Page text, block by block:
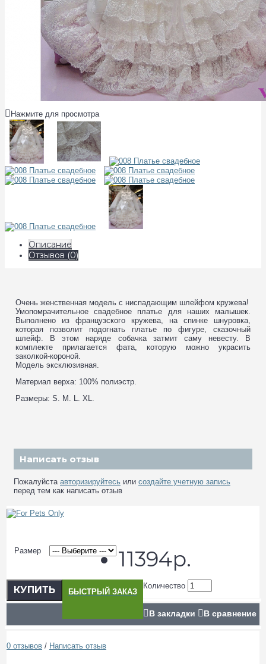
Нажмите для просмотра
Описание
Отзывов (0)
Очень женственная модель с ниспадающим шлейфом кружева!
Умопомрачительное свадебное платье для наших малышек.
Выполнено из французского кружева, на спинке шнуровка,
которая позволит подогнать платье по фигуре, сказочный
шлейф. В этом наряде собачка затмит саму невесту. В
комплекте прилагается фата, которую можно украсить
заколкой-короной.
Модель эксклюзивная.
Материал верха: 100% полиэстр.
Размеры: S. M. L. XL.
Написать отзыв
Пожалуйста авторизируйтесь или создайте учетную запись
перед тем как написать отзыв
Размер 11394р.
Количество
КУПИТЬ БЫСТРЫЙ ЗАКАЗ
В закладки В сравнение
0 отзывов / Написать отзыв